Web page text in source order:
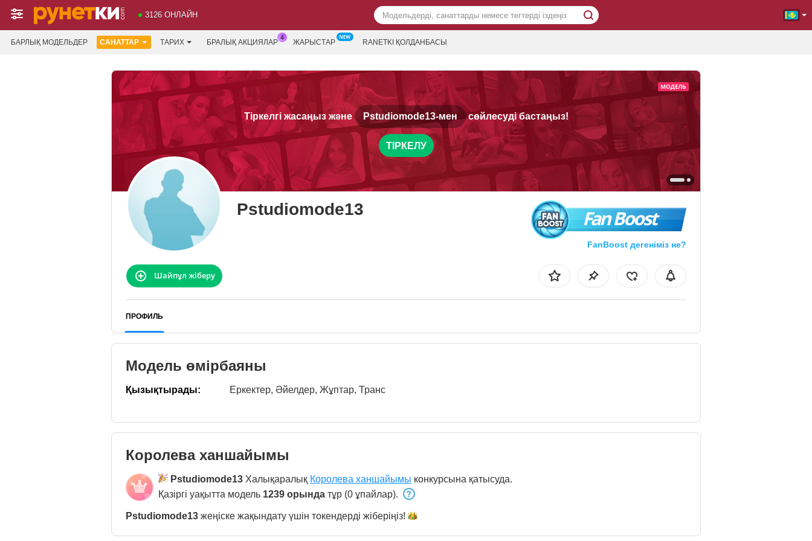
3126 ОНЛАЙН
БАРЛЫҚ МОДЕЛЬДЕР САНАТТАР ТАРИХ БРАЛЫҚ АКЦИЯЛАР ЖАРЫСТАР RANETKI ҚОЛДАНБАСЫ
Тіркелгі жасаңыз және Pstudiomode13-мен сөйлесуді бастаңыз!
ТІРКЕЛУ
Pstudiomode13 Fan Boost
FanBoost дегеніміз не?
Шайпұл жіберу
ПРОФИЛЬ
Модель өмірбаяны
Қызықтырады: Еркектер, Әйелдер, Жұптар, Транс
Королева ханшайымы
Pstudiomode13 Халықаралық Королева ханшайымы конкурсына қатысуда.
Қазіргі уақытта модель 1239 орында тұр (0 ұпайлар).
Pstudiomode13 жеңіске жақындату үшін токендерді жіберіңіз!